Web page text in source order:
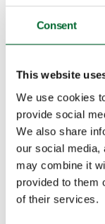
Consent
This website
We use cookies
provide social
We also share
our social media,
may combine it
provided to them
of their services.